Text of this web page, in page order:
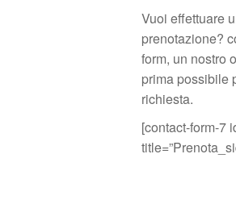
Vuoi effettuare
prenotazione?
form, un nostro
prima possibile
richiesta.
[contact-form-7